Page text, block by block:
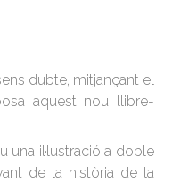
dubte, mitjançant el
aquest nou llibre-
una il·lustració a doble
de la història de la